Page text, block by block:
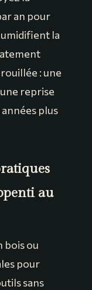
an pour
la
: une
reprise
plus
au
bois ou
pour
sans